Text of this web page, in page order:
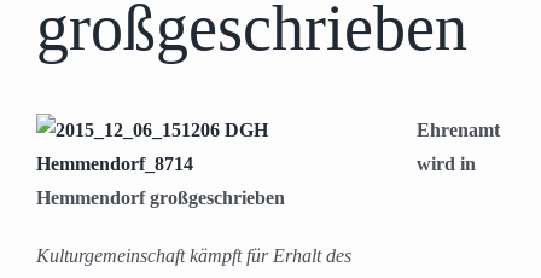
großgeschrieben
Ehrenamt
wird in
Hemmendorf großgeschrieben
Kulturgemeinschaft kämpft für Erhalt des